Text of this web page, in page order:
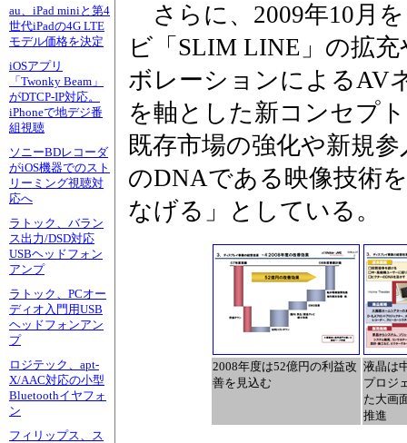
au、iPad miniと第4
世代iPadの4G LTE
モデル価格を決定
iOSアプリ
「Twonky Beam」
がDTCP-IP対応。
iPhoneで地デジ番
組視聴
ソニーBDレコーダ
がiOS機器でのスト
リーミング視聴対
応へ
ラトック、バラン
ス出力/DSD対応
USBヘッドフォン
アンプ
ラトック、PCオー
ディオ入門用USB
ヘッドフォンアン
プ
ロジテック、apt-
X/AAC対応の小型
Bluetoothイヤフォ
ン
フィリップス、ス
さらに、2009年10月
ビ「SLIM LINE」の拡
ボレーションによるAV
を軸とした新コンセプ
既存市場の強化や新規
のDNAである映像技術
なげる」としている。
2008年度は52億円の利益改
善を見込む
液晶は
プロジ
た大画
推進